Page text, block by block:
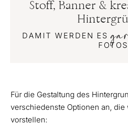
Stoff, Banner &
DAMIT WERDEN ES
FOTOS
Für die Gestaltung des
verschiedenste Optionen an, die
vorstellen: